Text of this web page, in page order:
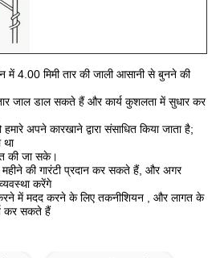
में 4.00 मिमी तार की जाली आसानी से बुनने की
जाल डाल सकते हैं और कार्य कुशलता में सुधार कर
अपने कारखाने द्वारा संसाधित किया जाता है;
था
की जा सके।
की गारंटी प्रदान कर सकते हैं, और अगर
करेंगे
में मदद करने के लिए तकनीशियन
, और लागत के
कर सकते हैं